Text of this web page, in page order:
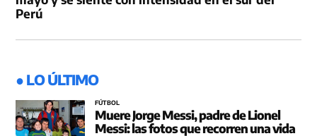
Perú
● LO ÚLTIMO
FÚTBOL
Muere Jorge Messi, padre de Lionel
Messi: las fotos que recorren una vida